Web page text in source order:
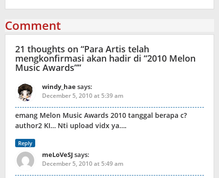
Comment
21 thoughts on “Para Artis telah
mengkonfirmasi akan hadir di “2010 Melon
Music Awards””
windy_haesays:
December 5, 2010 at 5:39 am
emang Melon Music Awards 2010 tanggal berapa c?
author2 KI… Nti upload vidx ya….
Reply
meLoVeSJsays:
December 5, 2010 at 5:49 am